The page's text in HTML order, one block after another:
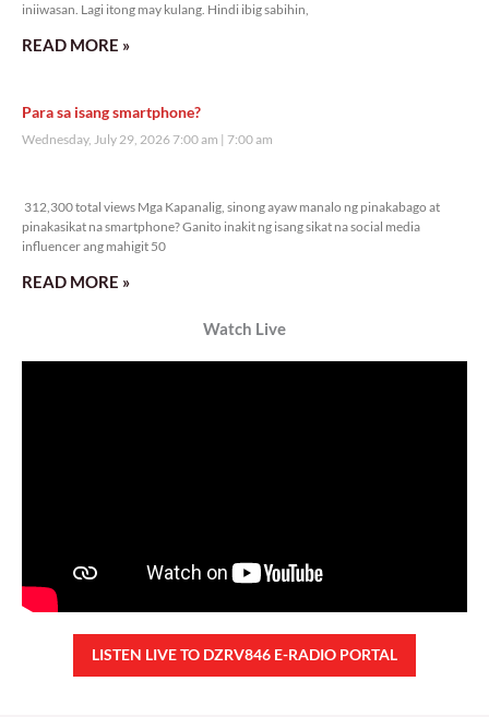
iniiwasan. Lagi itong may kulang. Hindi ibig sabihin,
READ MORE »
Para sa isang smartphone?
Wednesday, July 29, 2026 7:00 am 7:00 am
312,300 total views Mga Kapanalig, sinong ayaw manalo ng pinakabago at
pinakasikat na smartphone? Ganito inakit ng isang sikat na social media
influencer ang mahigit 50
READ MORE »
Watch Live
LISTEN LIVE TO DZRV846 E-RADIO PORTAL